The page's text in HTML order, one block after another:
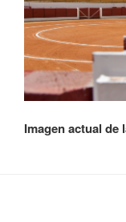
Imagen actual de